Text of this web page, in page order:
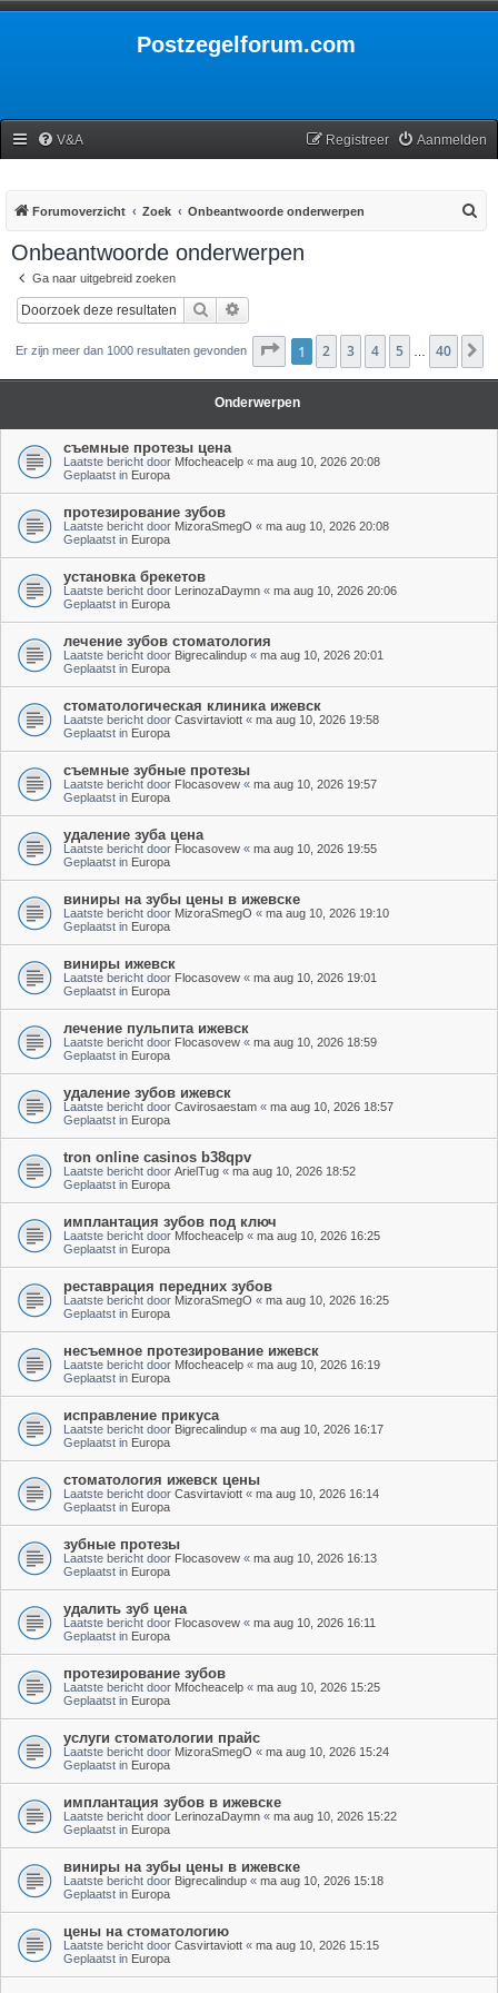
Postzegelforum.com
V&A Aanmelden
Registreer
Forumoverzicht Zoek Onbeantwoorde onderwerpen
Onbeantwoorde onderwerpen
Ga naar uitgebreid zoeken
Zoek
Er zijn meer dan 1000 resultaten gevonden Pagina1 van 40
1 2 3 4 5 40
Onderwerpen
съемные протезы цена
Laatste bericht door Mfocheacelp « ma aug 10, 2026 20:08
Geplaatst in Europa
протезирование зубов
Laatste bericht door MizoraSmegO « ma aug 10, 2026 20:08
Geplaatst in Europa
установка брекетов
Laatste bericht door LerinozaDaymn « ma aug 10, 2026 20:06
Geplaatst in Europa
лечение зубов стоматология
Laatste bericht door Bigrecalindup « ma aug 10, 2026 20:01
Geplaatst in Europa
стоматологическая клиника ижевск
Laatste bericht door Casvirtaviott « ma aug 10, 2026 19:58
Geplaatst in Europa
съемные зубные протезы
Laatste bericht door Flocasovew « ma aug 10, 2026 19:57
Geplaatst in Europa
удаление зуба цена
Laatste bericht door Flocasovew « ma aug 10, 2026 19:55
Geplaatst in Europa
виниры на зубы цены в ижевске
Laatste bericht door MizoraSmegO « ma aug 10, 2026 19:10
Geplaatst in Europa
виниры ижевск
Laatste bericht door Flocasovew « ma aug 10, 2026 19:01
Geplaatst in Europa
лечение пульпита ижевск
Laatste bericht door Flocasovew « ma aug 10, 2026 18:59
Geplaatst in Europa
удаление зубов ижевск
Laatste bericht door Cavirosaestam « ma aug 10, 2026 18:57
Geplaatst in Europa
tron online casinos b38qpv
Laatste bericht door ArielTug « ma aug 10, 2026 18:52
Geplaatst in Europa
имплантация зубов под ключ
Laatste bericht door Mfocheacelp « ma aug 10, 2026 16:25
Geplaatst in Europa
реставрация передних зубов
Laatste bericht door MizoraSmegO « ma aug 10, 2026 16:25
Geplaatst in Europa
несъемное протезирование ижевск
Laatste bericht door Mfocheacelp « ma aug 10, 2026 16:19
Geplaatst in Europa
исправление прикуса
Laatste bericht door Bigrecalindup « ma aug 10, 2026 16:17
Geplaatst in Europa
стоматология ижевск цены
Laatste bericht door Casvirtaviott « ma aug 10, 2026 16:14
Geplaatst in Europa
зубные протезы
Laatste bericht door Flocasovew « ma aug 10, 2026 16:13
Geplaatst in Europa
удалить зуб цена
Laatste bericht door Flocasovew « ma aug 10, 2026 16:11
Geplaatst in Europa
протезирование зубов
Laatste bericht door Mfocheacelp « ma aug 10, 2026 15:25
Geplaatst in Europa
услуги стоматологии прайс
Laatste bericht door MizoraSmegO « ma aug 10, 2026 15:24
Geplaatst in Europa
имплантация зубов в ижевске
Laatste bericht door LerinozaDaymn « ma aug 10, 2026 15:22
Geplaatst in Europa
виниры на зубы цены в ижевске
Laatste bericht door Bigrecalindup « ma aug 10, 2026 15:18
Geplaatst in Europa
цены на стоматологию
Laatste bericht door Casvirtaviott « ma aug 10, 2026 15:15
Geplaatst in Europa